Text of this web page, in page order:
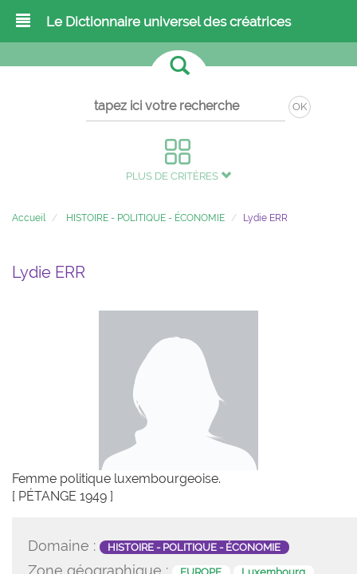
Le Dictionnaire universel des créatrices
OK
PLUS DE CRITÈRES
Accueil HISTOIRE - POLITIQUE - ÉCONOMIE Lydie ERR
Lydie ERR
Femme politique luxembourgeoise.
[ PÉTANGE 1949 ]
Domaine : HISTOIRE - POLITIQUE - ÉCONOMIE
Zone géographique :